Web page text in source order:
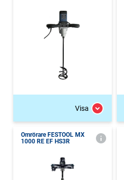
Visa
Omrörare FESTOOL MX
1000 RE EF HS3R